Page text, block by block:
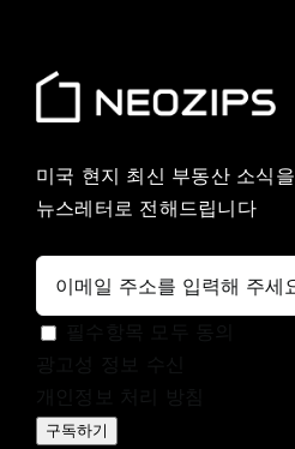
미국 현지 최신 부동산 소식을
뉴스레터로 전해드립니다
구독하기